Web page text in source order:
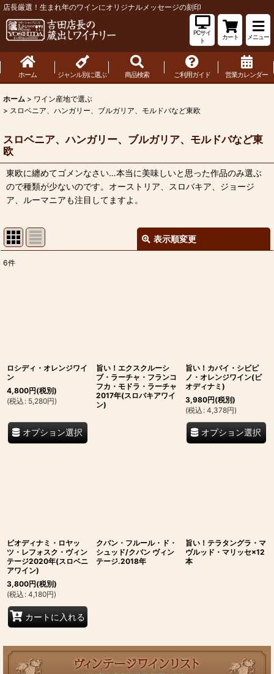
店長厳選！生まれ年のワインにオリジナルメッセージの刻印
PCサイ
ト
カート メニュー
ホーム ジャンル別に選ぶ 商品検索 ご利用ガイド 営業カレンダー
ホーム > ワイン産地で選ぶ
> スロベニア、ハンガリー、ブルガリア、モルドバなど東欧
スロベニア、ハンガリー、ブルガリア、モルドバなど東
欧
東欧に纏めてゴメンなさい…本当に美味しいと思った作品のみ選ぶ
ので種類が少ないのです。オーストリア、スロバキア、ジョージ
ア、ルーマニアも注目してますよ。
表示順変更
6件
ロシディ・オレンジワイ
ン
4,800円(税別)
(税込 : 5,280円)
オプション選択
旨い！エクスクルーシ
ブ・ラーチャ・フランコ
フカ・モドラ・ラーチャ
2017年(スロバキアワイ
ン)
旨い！カバイ・シビピ
ノ・オレンジワイン(ビ
オディナミ)
3,980円(税別)
(税込 : 4,378円)
オプション選択
ビオディナミ・ロヤッ
ツ・レフォスク・ヴィン
テージ2020年(スロベニ
アワイン)
3,800円(税別)
(税込 : 4,180円)
カートに入れる
クバン・フルール・ド・
シュッド/クバン ヴィン
テージ.2018年
旨い！テラタングラ・マ
ヴルッド・マリッセ×12
本